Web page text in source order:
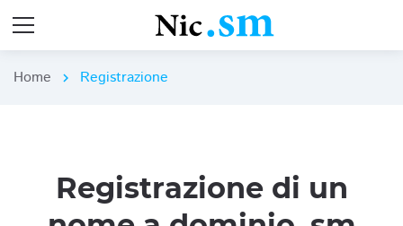
Home chevron_right Registrazione
Registrazione di un